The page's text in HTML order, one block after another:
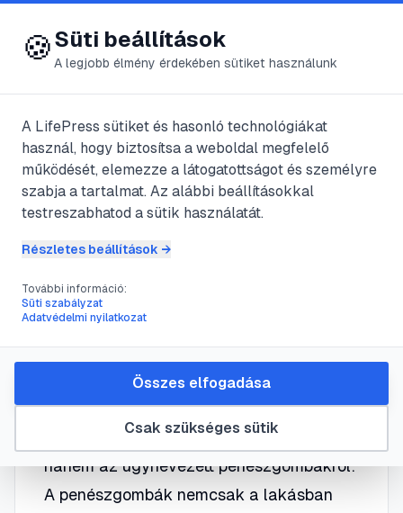
😍 LifePress
@leszophacc
2024. augusztus 14. perc olvasás
Gombaallergének
(penészgombák)
#allergia
Senki se gondoljon az üzletekben
kapható sampinyonra, még kevésbé a
vargányára, mert nem ezekről lesz szó,
hanem az úgynevezett penészgombákról.
A penészgombák nemcsak a lakásban
🍪Süti beállítások
A legjobb élmény érdekében sütiket használunk
A LifePress sütiket és hasonló technológiákat
használ, hogy biztosítsa a weboldal megfelelő
működését, elemezze a látogatottságot és személyre
szabja a tartalmat. Az alábbi beállításokkal
testreszabhatod a sütik használatát.
Részletes beállítások →
További információ:
Süti szabályzat
Adatvédelmi nyilatkozat
Csak szükséges sütik
Összes elfogadása